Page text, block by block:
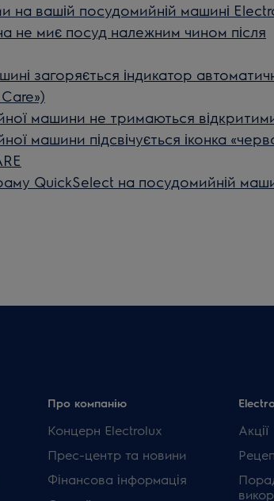
на вашій посудомийній машині
не миє посуд належним чином після
загоряється індикатор
машини не тримаються
машини підсвічується іконка
QuickSelect на посудомийній
Про компанію
Концерн Electrolux
Прес-центр та новини
Фінансова інформація
Акції